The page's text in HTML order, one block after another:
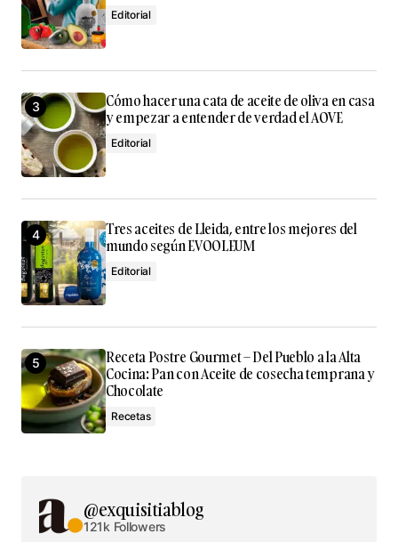
Editorial
Cómo hacer una cata de aceite de oliva en casa
y empezar a entender de verdad el AOVE
Editorial
Tres aceites de Lleida, entre los mejores del
mundo según EVOOLEUM
Editorial
Receta Postre Gourmet – Del Pueblo a la Alta
Cocina: Pan con Aceite de cosecha temprana y
Chocolate
Recetas
@exquisitiablog
121k Followers